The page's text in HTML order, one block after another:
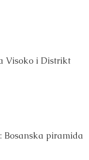
Visoko i Distrikt
Bosanska piramida